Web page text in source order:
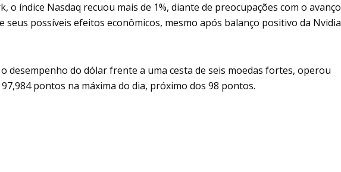
o índice Nasdaq recuou mais de 1%, diante de preocupações com o avanço
seus possíveis efeitos econômicos, mesmo após balanço positivo da Nvidia
o desempenho do dólar frente a uma cesta de seis moedas fortes, operou
pontos na máxima do dia, próximo dos 98 pontos.